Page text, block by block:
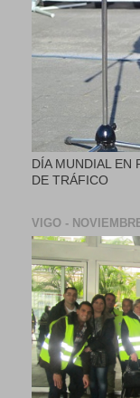
DÍA MUNDIAL EN
DE TRÁFICO
VIGO -